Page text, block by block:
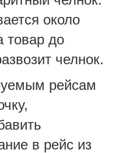
около
товар до
челнок.
рейсам
в рейс из